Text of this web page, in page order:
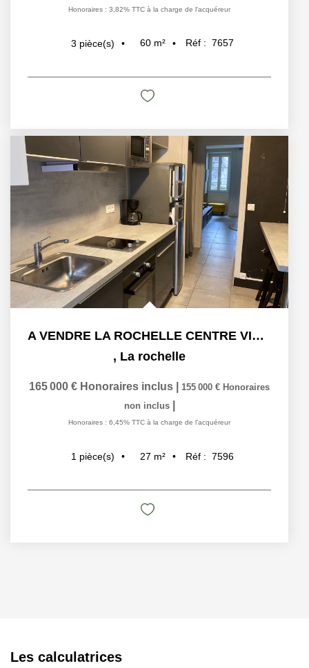
Honoraires : 3,82% TTC à la charge de l'acquéreur
3 pièce(s) 60 m² Réf : 7657
A VENDRE LA ROCHELLE CENTRE VILLE APPARTEMENT 27M2 MEUBLE
, La rochelle
165 000 € Honoraires inclus 155 000 € Honoraires
non inclus
Honoraires : 6,45% TTC à la charge de l'acquéreur
1 pièce(s) 27 m² Réf : 7596
Les calculatrices